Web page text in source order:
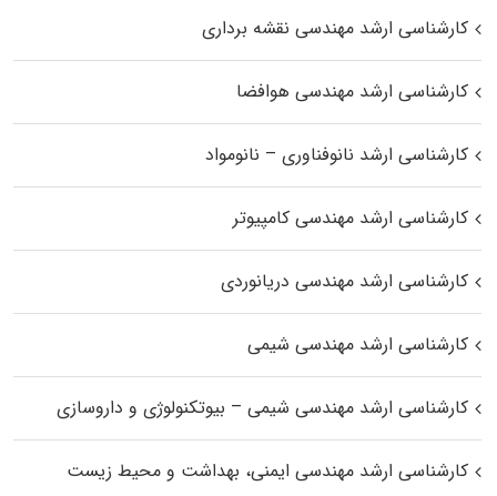
کارشناسی ارشد مهندسی نقشه برداری
کارشناسی ارشد مهندسی هوافضا
کارشناسی ارشد نانوفناوری – نانومواد
کارشناسی ارشد مهندسی کامپیوتر
کارشناسی ارشد مهندسی دریانوردی
کارشناسی ارشد مهندسی شیمی
کارشناسی ارشد مهندسی شیمی – بیوتکنولوژی و داروسازی
کارشناسی ارشد مهندسی ایمنی، بهداشت و محیط زیست